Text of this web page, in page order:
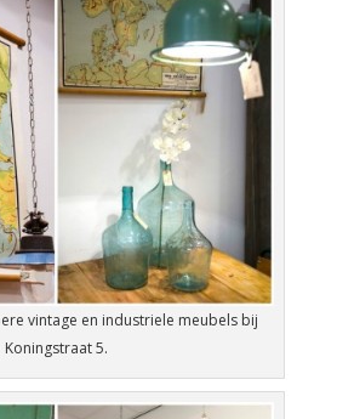
vintage en industriele meubels bij
Koningstraat 5.